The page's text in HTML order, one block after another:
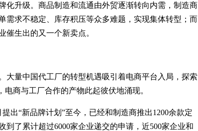
化升级。商品制造和流通由外贸逐渐转向内需，制造商
需求不稳定、库存积压等众多难题，实现集体转型；而
催生出的又一个新卖点。
量中国代工厂的转型机遇吸引着电商平台入局，探索
商与工厂合作的产物此起彼伏地涌现。
“新品牌计划”至今，已经和制造商推出1200余款定
到了累计超过6000家企业递交的申请，近500家企业和